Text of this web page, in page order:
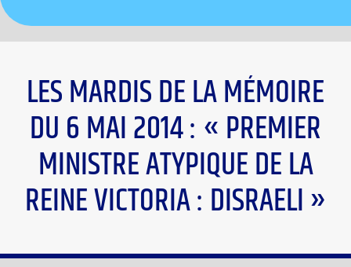
LES MARDIS DE LA MÉMOIRE
DU 6 MAI 2014 : « PREMIER
MINISTRE ATYPIQUE DE LA
REINE VICTORIA : DISRAELI »